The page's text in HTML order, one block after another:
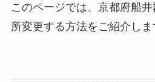
このページでは、京都府船
所変更する方法をご紹介しま